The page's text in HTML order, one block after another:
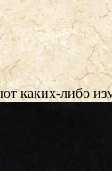
каких-либо